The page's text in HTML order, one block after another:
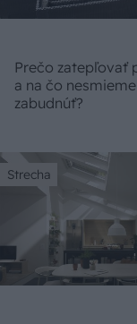
Prečo zatepľovať
a na čo nesmieme
zabudnúť?
Strecha